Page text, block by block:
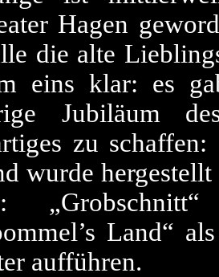
Hagen
die alte
eins klar: es
Jubiläum
zu
wurde
Land“
aufführen.